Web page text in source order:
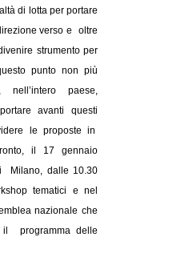
di lotta per portare
verso e oltre
strumento per
punto non più
nell’intero paese,
avanti questi
le proposte in
il 17 gennaio
Milano, dalle 10.30
tematici e nel
nazionale che
il programma delle